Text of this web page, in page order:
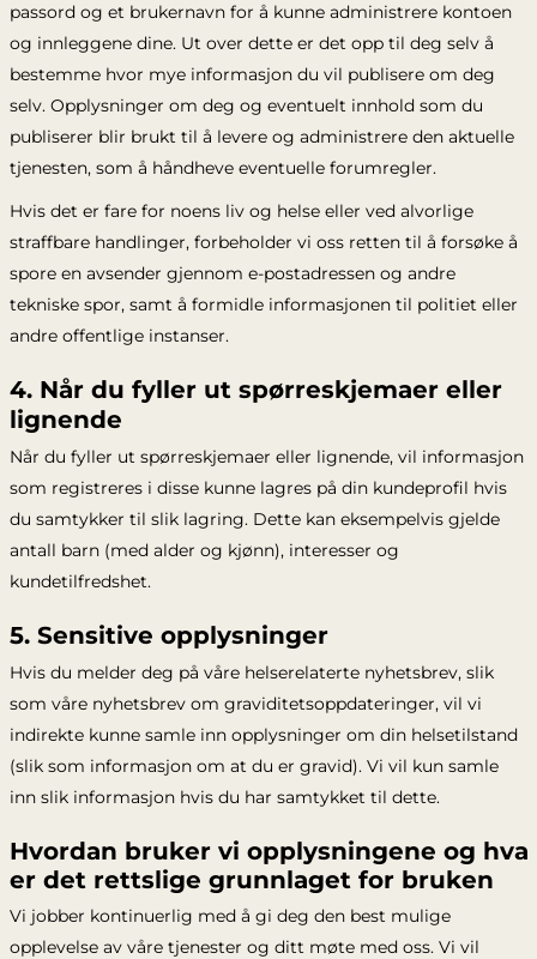
passord og et brukernavn for å kunne administrere kontoen
og innleggene dine. Ut over dette er det opp til deg selv å
bestemme hvor mye informasjon du vil publisere om deg
selv. Opplysninger om deg og eventuelt innhold som du
publiserer blir brukt til å levere og administrere den aktuelle
tjenesten, som å håndheve eventuelle forumregler.
Hvis det er fare for noens liv og helse eller ved alvorlige
straffbare handlinger, forbeholder vi oss retten til å forsøke å
spore en avsender gjennom e-postadressen og andre
tekniske spor, samt å formidle informasjonen til politiet eller
andre offentlige instanser.
4. Når du fyller ut spørreskjemaer eller
lignende
Når du fyller ut spørreskjemaer eller lignende, vil informasjon
som registreres i disse kunne lagres på din kundeprofil hvis
du samtykker til slik lagring. Dette kan eksempelvis gjelde
antall barn (med alder og kjønn), interesser og
kundetilfredshet.
5. Sensitive opplysninger
Hvis du melder deg på våre helserelaterte nyhetsbrev, slik
som våre nyhetsbrev om graviditetsoppdateringer, vil vi
indirekte kunne samle inn opplysninger om din helsetilstand
(slik som informasjon om at du er gravid). Vi vil kun samle
inn slik informasjon hvis du har samtykket til dette.
Hvordan bruker vi opplysningene og hva
er det rettslige grunnlaget for bruken
Vi jobber kontinuerlig med å gi deg den best mulige
opplevelse av våre tjenester og ditt møte med oss. Vi vil